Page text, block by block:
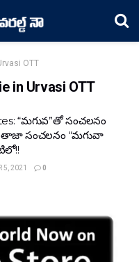
OTT
in Urvasi OTT
“మగువ”తో సంచలనం
తాజా సంచలనం “మగువా
5, 2021 0